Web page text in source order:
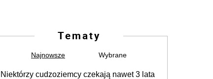
Tematy
Najnowsze Wybrane
Niektórzy cudzoziemcy czekają nawet 3 lata